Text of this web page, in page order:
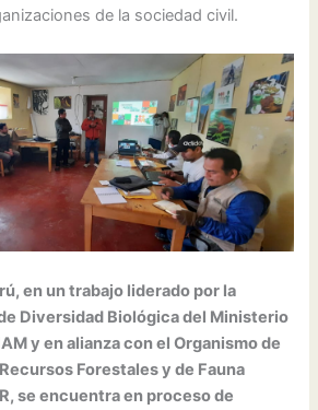
de la sociedad civil.
en un trabajo liderado por la
Diversidad Biológica del Ministerio
y en alianza con el Organismo de
Forestales y de Fauna
se encuentra en proceso de